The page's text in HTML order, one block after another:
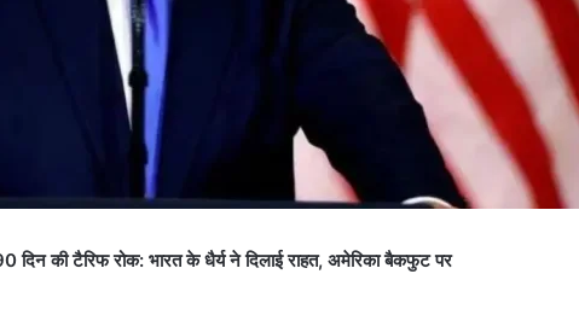
की टैरिफ रोक: भारत के धैर्य ने दिलाई राहत, अमेरिका बैकफुट पर